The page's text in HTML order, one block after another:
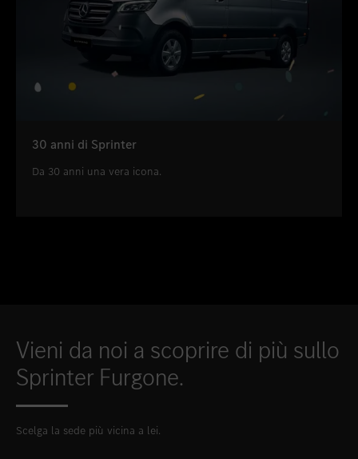
30 anni di Sprinter
Da 30 anni una vera icona.
Vieni da noi a scoprire di più sullo
Sprinter Furgone.
Scelga la sede più vicina a lei.